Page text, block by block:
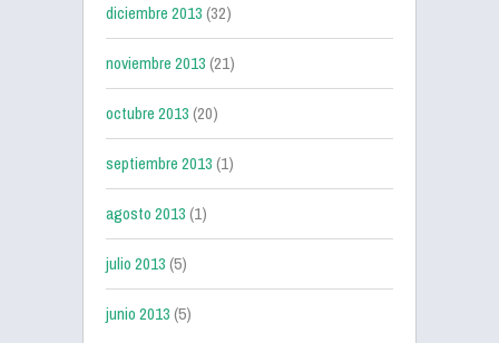
diciembre 2013(32)
noviembre 2013(21)
octubre 2013(20)
septiembre 2013(1)
agosto 2013(1)
julio 2013(5)
junio 2013(5)